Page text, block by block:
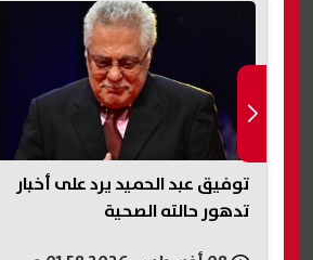
توفيق عبد الحميد يرد على أخبار
تدهور حالته الصحية